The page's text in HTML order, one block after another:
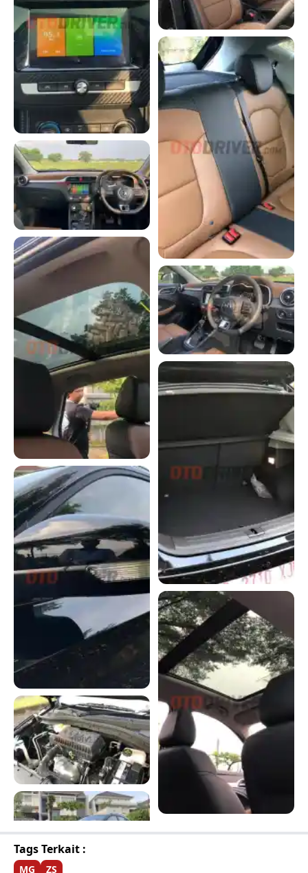
Tags Terkait :
MG ZS